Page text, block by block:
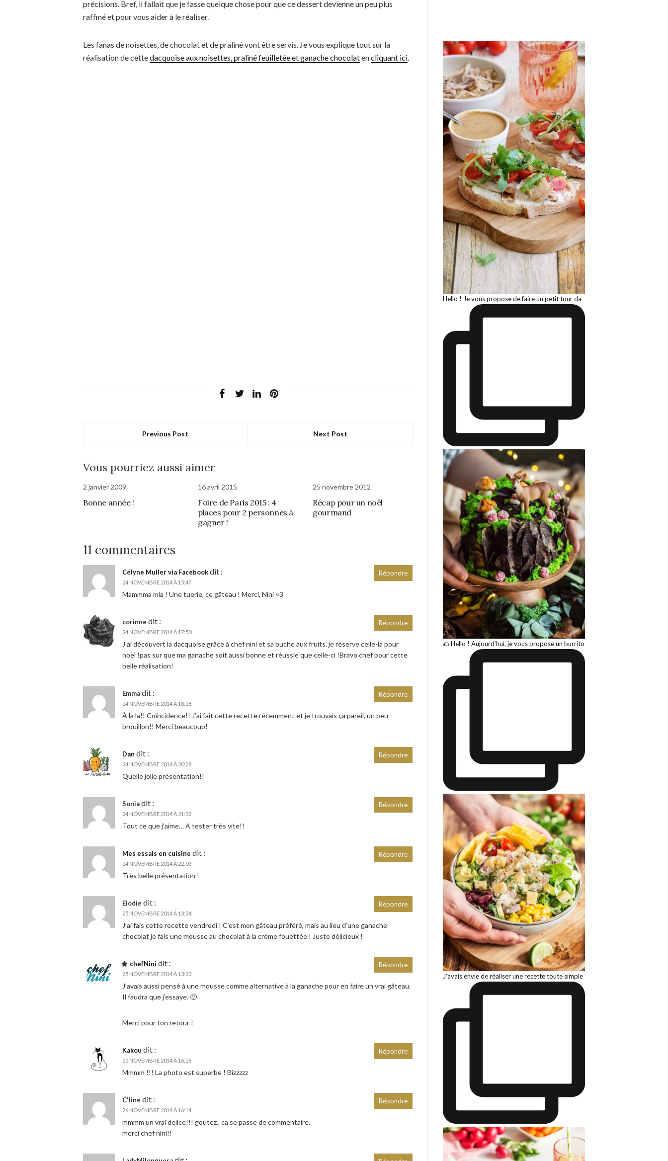
précisions. Bref, il fallait que je fasse quelque chose pour que ce dessert devienne un peu plus
raffiné et pour vous aider à le réaliser.
Les fanas de noisettes, de chocolat et de praliné vont être servis. Je vous explique tout sur la
réalisation de cettedacquoise aux noisettes, praliné feuilletée et ganache chocolatencliquant ici.
Previous Post Next Post
Vous pourriez aussi aimer
2 janvier 2009
Bonne année !
16 avril 2015
Foire de Paris 2015 : 4
places pour 2 personnes à
gagner !
25 novembre 2012
Récap pour un noël
gourmand
11 commentaires
Célyne Muller via Facebookdit :
24 NOVEMBRE 2014 À 15:47
Mammma mia ! Une tuerie, ce gâteau ! Merci, Nini <3
Répondre
corinne dit :
24 NOVEMBRE 2014 À 17:50
J’ai découvert la dacquoise grâce à chef nini et sa buche aux fruits. je réserve celle-la pour
noël !pas sur que ma ganache soit aussi bonne et réussie que celle-ci !Bravo chef pour cette
belle réalisation!
Répondre
Emmadit :
24 NOVEMBRE 2014 À 18:28
À la la!! Coïncidence!! J’ai fait cette recette récemment et je trouvais ça pareil, un peu
brouillon!! Merci beaucoup!
Répondre
Dan dit :
24 NOVEMBRE 2014 À 20:28
Quelle jolie présentation!!
Répondre
Soniadit :
24 NOVEMBRE 2014 À 21:32
Tout ce que j’aime… A tester très vite!!
Répondre
Mes essais en cuisine dit :
24 NOVEMBRE 2014 À 22:03
Très belle présentation !
Répondre
Elodie dit :
25 NOVEMBRE 2014 À 13:24
J’ai fais cette recette vendredi ! C’est mon gâteau préféré, mais au lieu d’une ganache
chocolat je fais une mousse au chocolat à la crème fouettée ! Juste délicieux !
Répondre
chefNini dit :
25 NOVEMBRE 2014 À 13:33
J’avais aussi pensé à une mousse comme alternative à la ganache pour en faire un vrai gâteau.
Il faudra que j’essaye. 🙂
Merci pour ton retour !
Répondre
Kakou dit :
25 NOVEMBRE 2014 À 16:26
Mmmm !!! La photo est superbe ! Bizzzzz
Répondre
C'line dit :
26 NOVEMBRE 2014 À 16:14
mmmm un vrai delice!!! goutez.. ca se passe de commentaire..
merci chef nini!!
Répondre
Hello ! Je vous propose de faire un petit tour da
🌮 Hello ! Aujourd’hui, je vous propose un burrito
J'avais envie de réaliser une recette toute simple